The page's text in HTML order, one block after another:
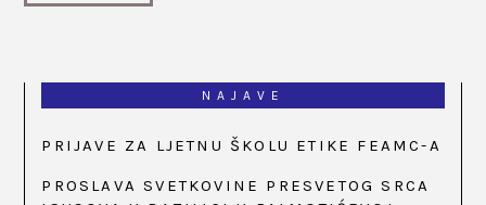
NAJAVE
PRIJAVE ZA LJETNU ŠKOLU ETIKE FEAMC-A
PROSLAVA SVETKOVINE PRESVETOG SRCA